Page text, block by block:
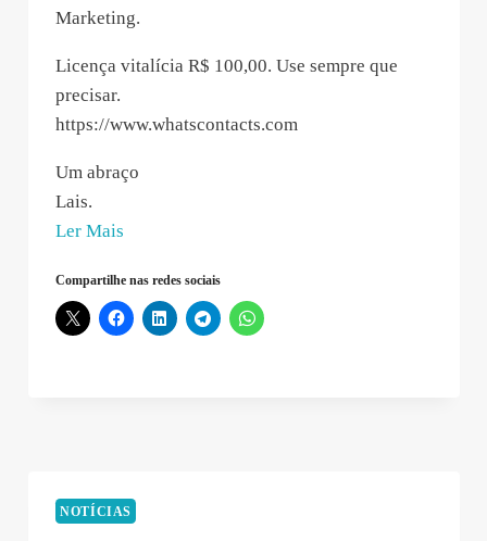
Marketing.
Licença vitalícia R$ 100,00. Use sempre que
precisar.
https://www.whatscontacts.com
Um abraço
Lais.
Ler Mais
–
2019-
Compartilhe nas redes sociais
NOTÍCIAS